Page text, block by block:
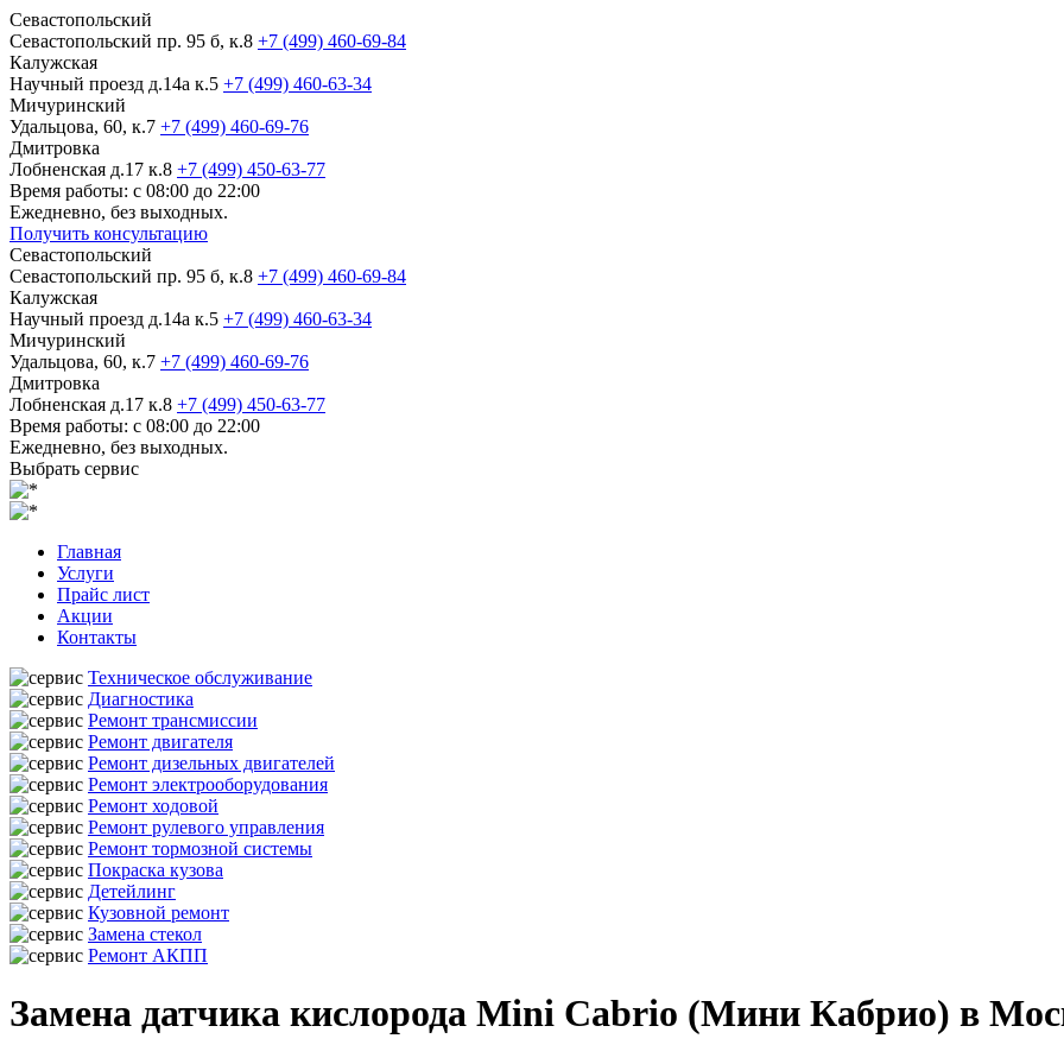
Севастопольский
Севастопольский пр. 95 б, к.8 +7 (499) 460-69-84
Калужская
Научный проезд д.14а к.5 +7 (499) 460-63-34
Мичуринский
Удальцова, 60, к.7 +7 (499) 460-69-76
Дмитровка
Лобненская д.17 к.8 +7 (499) 450-63-77
Время работы: с 08:00 до 22:00
Ежедневно, без выходных.
Получить консультацию
Севастопольский
Севастопольский пр. 95 б, к.8 +7 (499) 460-69-84
Калужская
Научный проезд д.14а к.5 +7 (499) 460-63-34
Мичуринский
Удальцова, 60, к.7 +7 (499) 460-69-76
Дмитровка
Лобненская д.17 к.8 +7 (499) 450-63-77
Время работы: с 08:00 до 22:00
Ежедневно, без выходных.
Выбрать сервис
Главная
Услуги
Прайс лист
Акции
Контакты
Техническое обслуживание
Диагностика
Ремонт трансмиссии
Ремонт двигателя
Ремонт дизельных двигателей
Ремонт электрооборудования
Ремонт ходовой
Ремонт рулевого управления
Ремонт тормозной системы
Покраска кузова
Детейлинг
Кузовной ремонт
Замена стекол
Ремонт АКПП
Замена датчика кислорода Mini Cabrio (Мини Кабрио) в